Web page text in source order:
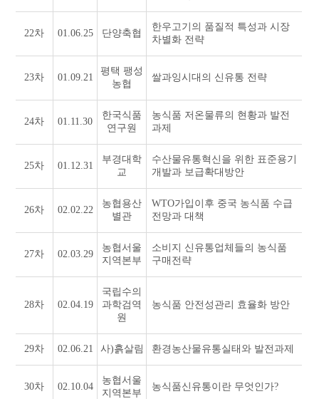
22차 01.06.25 단양축협
한우고기의 품질적 특성과 시장
차별화 전략
23차 01.09.21
평택 팽성
농협
쌀과잉시대의 신유통 전략
24차 01.11.30
한국식품
연구원
농식품 저온물류의 현황과 발전
과제
25차 01.12.31
부경대학
교
수산물유통혁신을 위한 표준용기
개발과 보급확대방안
26차 02.02.22
농협용산
별관
WTO가입이후 중국 농식품 수급
전망과 대책
27차 02.03.29
농협서울
지역본부
소비지 신유통업체들의 농식품
구매전략
28차 02.04.19
국립수의
과학검역
원
농식품 안전성관리 효율화 방안
29차 02.06.21 사)흙살림 환경농산물유통실태와 발전과제
30차 02.10.04
농협서울
지역본부
농식품신유통이란 무엇인가?